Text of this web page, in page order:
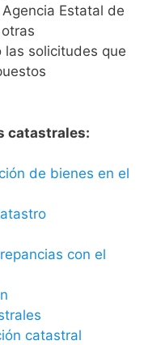
Estatal de
las solicitudes que
catastrales:
de bienes en el
con el
catastral